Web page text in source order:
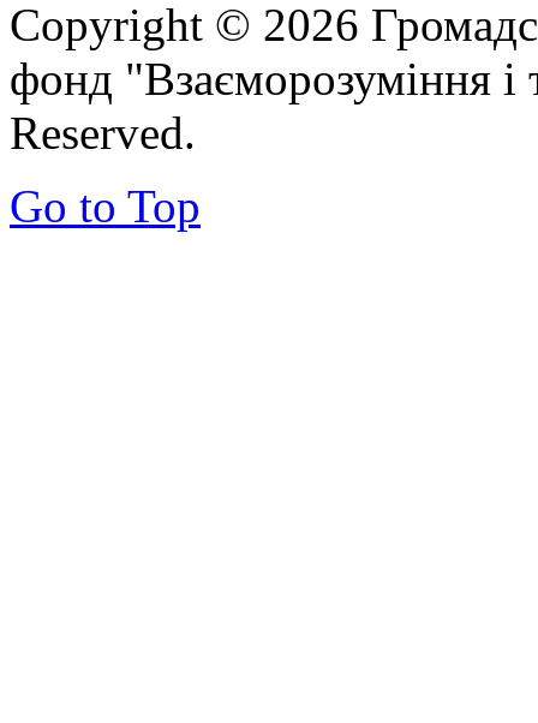
Copyright © 2026
фонд "Взаєморозуміння і
Reserved.
Go to Top